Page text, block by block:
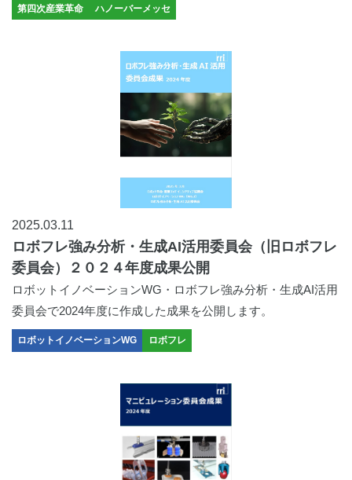
第四次産業革命 ハノーバーメッセ
2025.03.11
ロボフレ強み分析・生成AI活用委員会（旧ロボフレ
委員会）２０２４年度成果公開
ロボットイノベーションWG・ロボフレ強み分析・生成AI活用
委員会で2024年度に作成した成果を公開します。
ロボットイノベーションWG ロボフレ